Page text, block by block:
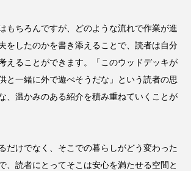
もちろんですが、どのような流れで作業が進
をしたのかを書き添えることで、読者は自分
えることができます。「このウッドデッキが
と一緒に外で遊べそうだな」という読者の思
、温かみのある紹介を積み重ねていくことが
だけでなく、そこでの暮らしがどう変わった
、読者にとってそこは安心を満たせる空間と